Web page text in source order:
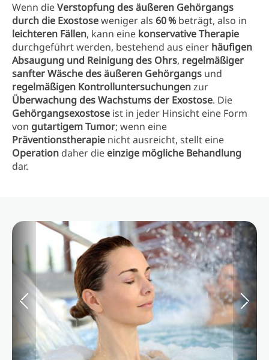
Wenn dieVerstopfung des äußeren Gehörgangs
durch die Exostoseweniger als 60 %beträgt, also in
leichteren Fällen, kann eine konservative Therapie
durchgeführt werden, bestehend aus einer häufigen
Absaugung und Reinigung des Ohrs, regelmäßiger
sanfter Wäsche des äußeren Gehörgangs und
regelmäßigen Kontrolluntersuchungenzur
Überwachung des Wachstums der Exostose. Die
Gehörgangsexostose ist in jeder Hinsicht eine Form
von gutartigem Tumor; wenn eine
Präventionstherapie nicht ausreicht, stellt eine
Operation daher die einzige mögliche Behandlung
dar.